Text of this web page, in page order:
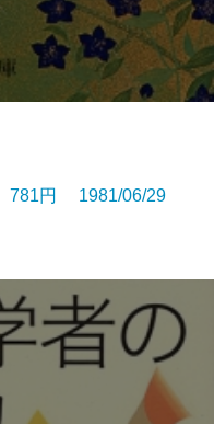
781円 1981/06/29